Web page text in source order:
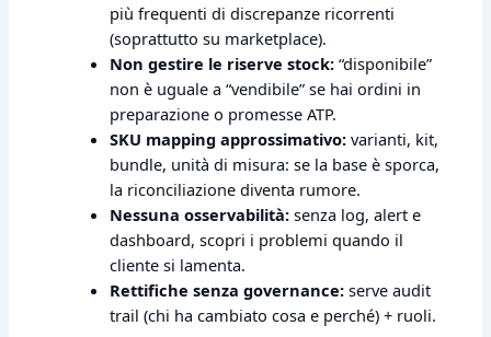
più frequenti di discrepanze ricorrenti
(soprattutto su marketplace).
Non gestire le riserve stock: “disponibile”
non è uguale a “vendibile” se hai ordini in
preparazione o promesse ATP.
SKU mapping approssimativo: varianti, kit,
bundle, unità di misura: se la base è sporca,
la riconciliazione diventa rumore.
Nessuna osservabilità: senza log, alert e
dashboard, scopri i problemi quando il
cliente si lamenta.
Rettifiche senza governance: serve audit
trail (chi ha cambiato cosa e perché) + ruoli.